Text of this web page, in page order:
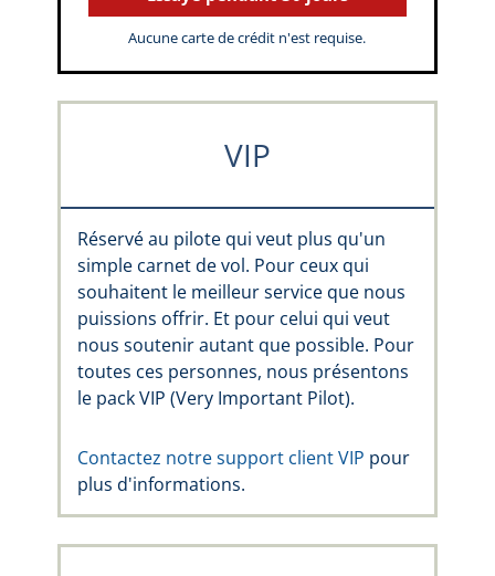
Aucune carte de crédit n'est requise.
VIP
Réservé au pilote qui veut plus qu'un
simple carnet de vol. Pour ceux qui
souhaitent le meilleur service que nous
puissions offrir. Et pour celui qui veut
nous soutenir autant que possible. Pour
toutes ces personnes, nous présentons
le pack VIP (Very Important Pilot).
Contactez notre support client VIP pour
plus d'informations.